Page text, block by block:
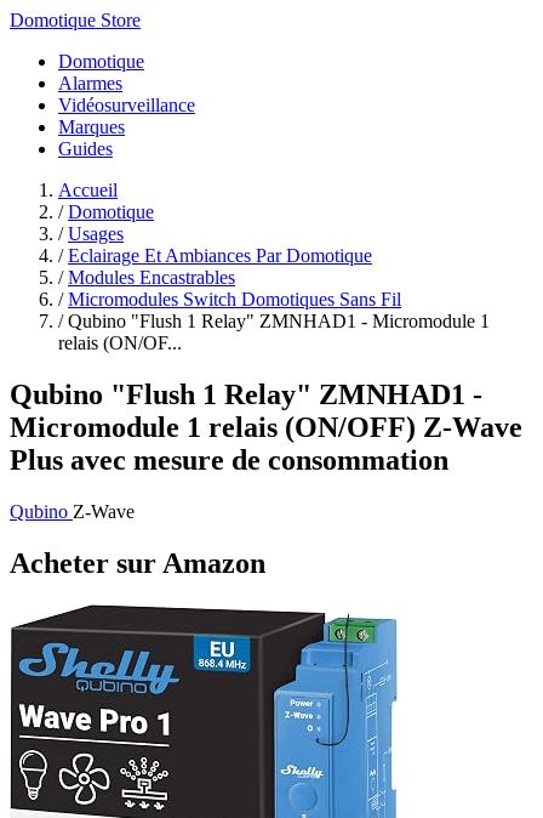
Domotique Store
Domotique
Alarmes
Vidéosurveillance
Marques
Guides
Accueil
/ Domotique
/ Usages
/ Eclairage Et Ambiances Par Domotique
/ Modules Encastrables
/ Micromodules Switch Domotiques Sans Fil
/ Qubino "Flush 1 Relay" ZMNHAD1 - Micromodule 1
relais (ON/OF...
Qubino "Flush 1 Relay" ZMNHAD1 -
Micromodule 1 relais (ON/OFF) Z-Wave
Plus avec mesure de consommation
Qubino Z-Wave
Acheter sur Amazon